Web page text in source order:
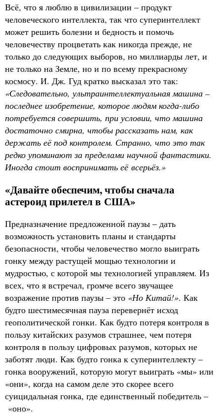
Всё, что я люблю в цивилизации – продукт
человеческого интеллекта, так что суперинтеллект
может решить болезни и бедность и помочь
человечеству процветать как никогда прежде, не
только до следующих выборов, но миллиарды лет, и
не только на Земле, но и по всему прекрасному
космосу. И. Дж. Гуд кратко высказал это так:
«Следовательно, ультраинтеллектуальная машина –
последнее изобретение, которое людям когда-либо
потребуется совершить, при условии, что машина
достаточно смирна, чтобы рассказать нам, как
держать её под контролем. Странно, что это так
редко упоминают за пределами научной фантастики.
Иногда стоит воспринимать её всерьёз.»
«Давайте обеспечим, чтобы сначала
астероид прилетел в США»
Предназначение предложенной паузы – дать
возможность установить планы и стандарты
безопасности, чтобы человечество могло выиграть
гонку между растущей мощью технологии и
мудростью, с которой мы технологией управляем. Из
всех, что я встречал, громче всего звучащее
возражение против паузы – это «Но Китай!». Как
будто шестимесячная пауза перевернёт исход
геополитической гонки. Как будто потеря контроля в
пользу китайских разумов страшнее, чем потеря
контроля в пользу цифровых разумов, которых не
заботят люди. Как будто гонка к суперинтеллекту –
гонка вооружений, которую могут выиграть «мы» или
«они», когда на самом деле это скорее всего
суицидальная гонка, где единственный победитель –
«оно».